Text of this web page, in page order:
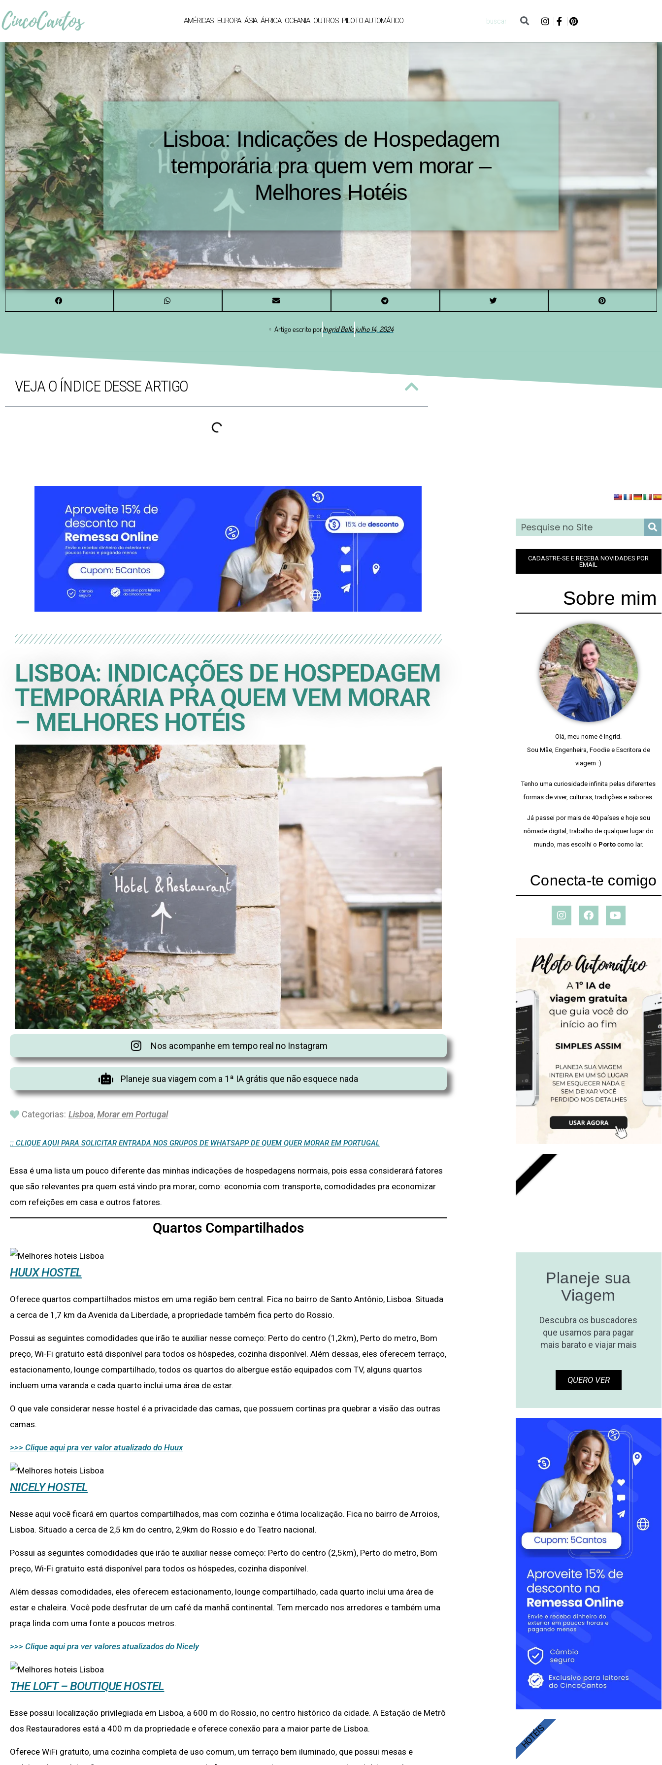
AMÉRICAS EUROPA ÁSIA ÁFRICA OCEANIA OUTROS PILOTO AUTOMÁTICO
Lisboa: Indicações de Hospedagem
temporária pra quem vem morar –
Melhores Hotéis
Artigo escrito porIngrid Bellojulho 14, 2024
VEJA O ÍNDICE DESSE ARTIGO
LISBOA: INDICAÇÕES DE HOSPEDAGEM
TEMPORÁRIA PRA QUEM VEM MORAR
– MELHORES HOTÉIS
Nos acompanhe em tempo real no Instagram
Planeje sua viagem com a 1ª IA grátis que não esquece nada
Categorias: Lisboa,Morar em Portugal
:: CLIQUE AQUI PARA SOLICITAR ENTRADA NOS GRUPOS DE WHATSAPP DE QUEM QUER MORAR EM PORTUGAL
Essa é uma lista um pouco diferente das minhas indicações de hospedagens normais, pois essa considerará fatores
que são relevantes pra quem está vindo pra morar, como: economia com transporte, comodidades pra economizar
com refeições em casa e outros fatores.
Quartos Compartilhados
HUUX HOSTEL
Oferece quartos compartilhados mistos em uma região bem central. Fica no bairro de Santo Antônio, Lisboa. Situada
a cerca de 1,7 km da Avenida da Liberdade, a propriedade também fica perto do Rossio.
Possui as seguintes comodidades que irão te auxiliar nesse começo: Perto do centro (1,2km), Perto do metro, Bom
preço, Wi-Fi gratuito está disponível para todos os hóspedes, cozinha disponível. Além dessas, eles oferecem terraço,
estacionamento, lounge compartilhado, todos os quartos do albergue estão equipados com TV, alguns quartos
incluem uma varanda e cada quarto inclui uma área de estar.
O que vale considerar nesse hostel é a privacidade das camas, que possuem cortinas pra quebrar a visão das outras
camas.
>>> Clique aqui pra ver valor atualizado do Huux
NICELY HOSTEL
Nesse aqui você ficará em quartos compartilhados, mas com cozinha e ótima localização. Fica no bairro de Arroios,
Lisboa. Situado a cerca de 2,5 km do centro, 2,9km do Rossio e do Teatro nacional.
Possui as seguintes comodidades que irão te auxiliar nesse começo: Perto do centro (2,5km), Perto do metro, Bom
preço, Wi-Fi gratuito está disponível para todos os hóspedes, cozinha disponível.
Além dessas comodidades, eles oferecem estacionamento, lounge compartilhado, cada quarto inclui uma área de
estar e chaleira. Você pode desfrutar de um café da manhã continental. Tem mercado nos arredores e também uma
praça linda com uma fonte a poucos metros.
>>> Clique aqui pra ver valores atualizados do Nicely
THE LOFT – BOUTIQUE HOSTEL
Esse possui localização privilegiada em Lisboa, a 600 m do Rossio, no centro histórico da cidade. A Estação de Metrô
dos Restauradores está a 400 m da propriedade e oferece conexão para a maior parte de Lisboa.
Oferece WiFi gratuito, uma cozinha completa de uso comum, um terraço bem iluminado, que possui mesas e
CADASTRE-SE E RECEBA NOVIDADES POR
EMAIL
Sobre mim
Olá, meu nome é Ingrid.
Sou Mãe, Engenheira, Foodie e Escritora de
viagem :)
Tenho uma curiosidade infinita pelas diferentes
formas de viver, culturas, tradições e sabores.
Já passei por mais de 40 países e hoje sou
nômade digital, trabalho de qualquer lugar do
mundo, mas escolhi o Portocomo lar.
Conecta-te comigo
Planeje sua
Viagem
Descubra os buscadores
que usamos para pagar
mais barato e viajar mais
QUERO VER
GRÁTIS
HOTÉIS